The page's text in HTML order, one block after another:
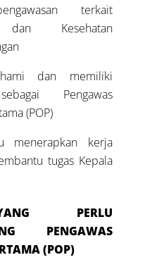
terkait
dan Kesehatan
dan memiliki
Pengawas
(POP)
menerapkan kerja
tugas Kepala
PERLU
PENGAWAS
(POP)